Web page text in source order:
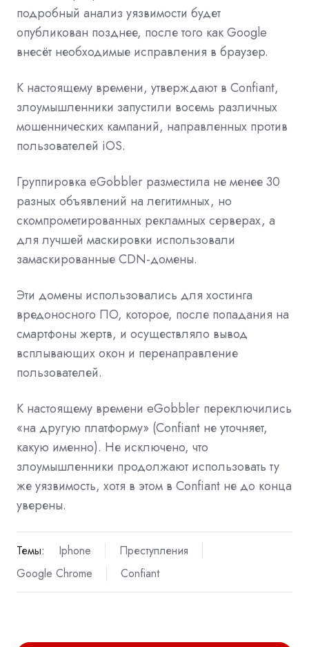
подробный анализ уязвимости будет
опубликован позднее, после того как Google
внесёт необходимые исправления в браузер.
К настоящему времени, утверждают в Confiant,
злоумышленники запустили восемь различных
мошеннических кампаний, направленных против
пользователей iOS.
Группировка eGobbler разместила не менее 30
разных объявлений на легитимных, но
скомпрометированных рекламных серверах, а
для лучшей маскировки использовали
замаскированные CDN-домены.
Эти домены использовались для хостинга
вредоносного ПО, которое, после попадания на
смартфоны жертв, и осуществляло вывод
всплывающих окон и перенаправление
пользователей.
К настоящему времени eGobbler переключились
«на другую платформу» (Confiant не уточняет,
какую именно). Не исключено, что
злоумышленники продолжают использовать ту
же уязвимость, хотя в этом в Confiant не до конца
уверены.
Темы: Iphone
Преступления
Google Chrome
Confiant